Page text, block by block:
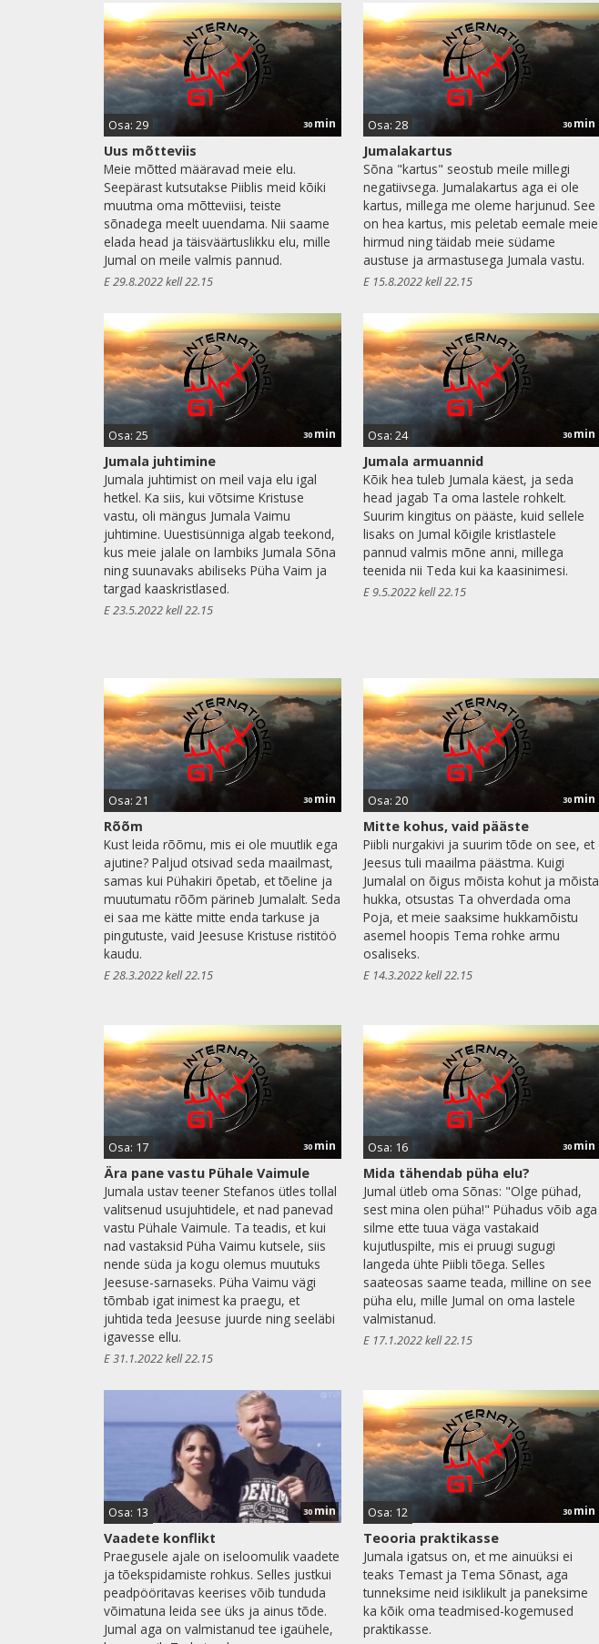
Osa: 29 30 min
Uus mõtteviis
Meie mõtted määravad meie elu.
Seepärast kutsutakse Piiblis meid kõiki
muutma oma mõtteviisi, teiste
sõnadega meelt uuendama. Nii saame
elada head ja täisväärtuslikku elu, mille
Jumal on meile valmis pannud.
E 29.8.2022 kell 22.15
Osa: 28 30 min
Jumalakartus
Sõna "kartus" seostub meile millegi
negatiivsega. Jumalakartus aga ei ole
kartus, millega me oleme harjunud. See
on hea kartus, mis peletab eemale meie
hirmud ning täidab meie südame
austuse ja armastusega Jumala vastu.
E 15.8.2022 kell 22.15
Osa: 25 30 min
Jumala juhtimine
Jumala juhtimist on meil vaja elu igal
hetkel. Ka siis, kui võtsime Kristuse
vastu, oli mängus Jumala Vaimu
juhtimine. Uuestisünniga algab teekond,
kus meie jalale on lambiks Jumala Sõna
ning suunavaks abiliseks Püha Vaim ja
targad kaaskristlased.
E 23.5.2022 kell 22.15
Osa: 24 30 min
Jumala armuannid
Kõik hea tuleb Jumala käest, ja seda
head jagab Ta oma lastele rohkelt.
Suurim kingitus on pääste, kuid sellele
lisaks on Jumal kõigile kristlastele
pannud valmis mõne anni, millega
teenida nii Teda kui ka kaasinimesi.
E 9.5.2022 kell 22.15
Osa: 21 30 min
Rõõm
Kust leida rõõmu, mis ei ole muutlik ega
ajutine? Paljud otsivad seda maailmast,
samas kui Pühakiri õpetab, et tõeline ja
muutumatu rõõm pärineb Jumalalt. Seda
ei saa me kätte mitte enda tarkuse ja
pingutuste, vaid Jeesuse Kristuse ristitöö
kaudu.
E 28.3.2022 kell 22.15
Osa: 20 30 min
Mitte kohus, vaid pääste
Piibli nurgakivi ja suurim tõde on see, et
Jeesus tuli maailma päästma. Kuigi
Jumalal on õigus mõista kohut ja mõista
hukka, otsustas Ta ohverdada oma
Poja, et meie saaksime hukkamõistu
asemel hoopis Tema rohke armu
osaliseks.
E 14.3.2022 kell 22.15
Osa: 17 30 min
Ära pane vastu Pühale Vaimule
Jumala ustav teener Stefanos ütles tollal
valitsenud usujuhtidele, et nad panevad
vastu Pühale Vaimule. Ta teadis, et kui
nad vastaksid Püha Vaimu kutsele, siis
nende süda ja kogu olemus muutuks
Jeesuse-sarnaseks. Püha Vaimu vägi
tõmbab igat inimest ka praegu, et
juhtida teda Jeesuse juurde ning seeläbi
igavesse ellu.
E 31.1.2022 kell 22.15
Osa: 16 30 min
Mida tähendab püha elu?
Jumal ütleb oma Sõnas: "Olge pühad,
sest mina olen püha!" Pühadus võib aga
silme ette tuua väga vastakaid
kujutluspilte, mis ei pruugi sugugi
langeda ühte Piibli tõega. Selles
saateosas saame teada, milline on see
püha elu, mille Jumal on oma lastele
valmistanud.
E 17.1.2022 kell 22.15
Osa: 13 30 min
Vaadete konflikt
Praegusele ajale on iseloomulik vaadete
ja tõekspidamiste rohkus. Selles justkui
peadpööritavas keerises võib tunduda
võimatuna leida see üks ja ainus tõde.
Jumal aga on valmistanud tee igaühele,
Osa: 12 30 min
Teooria praktikasse
Jumala igatsus on, et me ainuüksi ei
teaks Temast ja Tema Sõnast, aga
tunneksime neid isiklikult ja paneksime
ka kõik oma teadmised-kogemused
praktikasse.